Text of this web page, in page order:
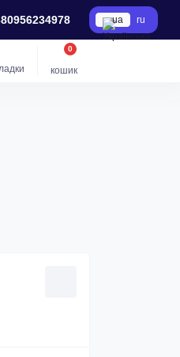
ua ru
кошик
0